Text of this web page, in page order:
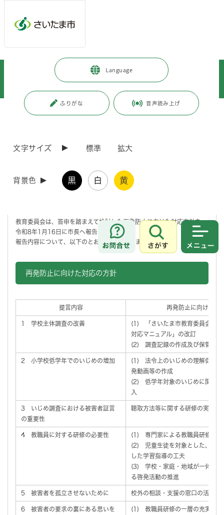
Language
ふりがな 音声読み上げ
文字サイズ 標準 拡大
背景色 黒 白 黄
お問合せ
さがす
子育て・教育 > 教育 > 主な事業
さいたま市いじめ問題再調査委員会からの答申を踏まえた再発防止に向けた
更新日付：2026年1月20日 / ページ番号：C126753
踏まえた再発防止に向けた対応の方針について
さいたま市立小学校において令和3年度に発生したいじめの重大事態に
該当する事案について、いじめ防止対策推進法(以下「法」という。)第
30条第2項の規定に基づき、法第28条第1項の規定による調査の結果を
教育委員会は、答申を踏まえて検討した再発防止に向けた対応方針を、
令和8年1月16日に市長へ報告しました。
報告内容について、以下のとおりお知らせします。
再発防止に向けた対応の方針
提言内容 再発防止に向けた対
1 学校主体調査の改善
(1) 「さいたま市教育委員会いじ
対応マニュアル」の改訂
(2) 調査記録の作成及び保管の徹
2 小学校低学年でのいじめの増加
(1) 法令上のいじめの理解促進の
発動画等の作成
(2) 低学年対象のいじめに関する
入
3 いじめ調査における被害者証言
の重要性
聴取方法等に関する研修の実施
4 教職員に対する研修の必要性
(1) 専門家による教職員研修の強
(2) 児童生徒を対象とした、いじ
した学習指導の工夫
(3) 学校・家庭・地域が一体とな
る啓発活動の推進
5 被害者を孤立させないために 校外の相談・支援の窓口の活用
6 被害者の要求の裏にある思いを
(1) 教職員研修の一層の充実